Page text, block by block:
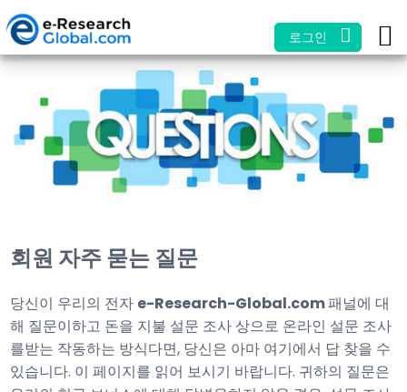
로그인
회원 자주 묻는 질문
당신이 우리의 전자 e-Research-Global.com패널에 대
해 질문이하고 돈을 지불 설문 조사 상으로 온라인 설문 조사
를받는 작동하는 방식다면, 당신은 아마 여기에서 답 찾을 수
있습니다. 이 페이지를 읽어 보시기 바랍니다. 귀하의 질문은